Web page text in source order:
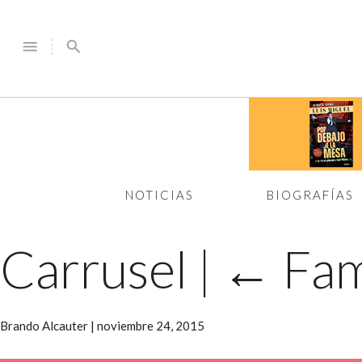
menu search
NOTICIAS BIOGRAFÍAS
Carrusel | ←
Brando Alcauter | noviembre 24, 2015